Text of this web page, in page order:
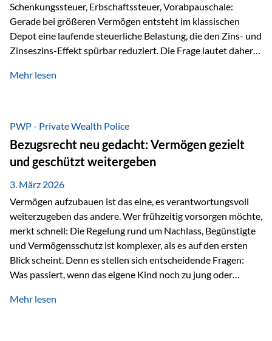
Schenkungssteuer, Erbschaftssteuer, Vorabpauschale:
Gerade bei größeren Vermögen entsteht im klassischen
Depot eine laufende steuerliche Belastung, die den Zins- und
Zinseszins-Effekt spürbar reduziert. Die Frage lautet daher:
nicht laufend Kapital entziehen – sondern möglichst lange im
Privatdepot fallen an: Abgeltungssteuer Fondsbesteuerung
(Vorabpauschale, Teilfreistellung) Kein steuerlicher Abzug
der Vermögensverwaltungs-Gebühren /
Depotbankgebühren Jährliches Steuerreporting erforderlich
Zinsen, Dividenden und Kursgewinne werden laufend
besteuert.
Mehr lesen
PWP - Private Wealth Police
Bezugsrecht neu gedacht: Vermögen gezielt
und geschützt weitergeben
3. März 2026
Vermögen aufzubauen ist das eine, es verantwortungsvoll
weiterzugeben das andere. Wer frühzeitig vorsorgen möchte,
merkt schnell: Die Regelung rund um Nachlass, Begünstigte
und Vermögensschutz ist komplexer, als es auf den ersten
Blick scheint. Denn es stellen sich entscheidende Fragen:
Was passiert, wenn das eigene Kind noch zu jung oder
verwalten? Wie kann verhindert werden, dass Ex-Partner,
Mehr lesen